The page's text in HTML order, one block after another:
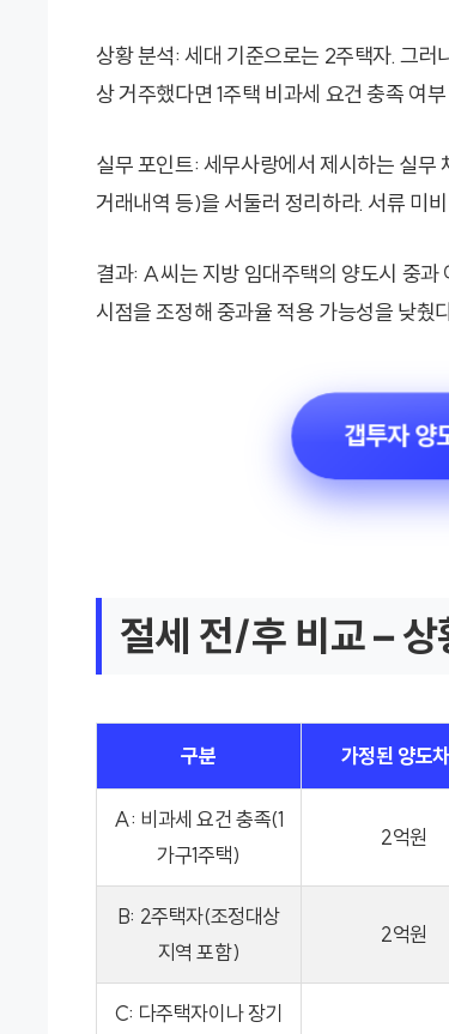
상황 분석: 세대 기준으로는 2주택자. 그러
상 거주했다면 1주택 비과세 요건 충족 여
실무 포인트: 세무사랑에서 제시하는 실무
거래내역 등)을 서둘러 정리하라. 서류 미
결과: A씨는 지방 임대주택의 양도시 중과
시점을 조정해 중과율 적용 가능성을 낮췄
갭투자 양
절세 전/후 비교 –
구분 가정된 양도
A: 비과세 요건 충족(1
가구1주택)
2억원
B: 2주택자(조정대상
지역 포함)
2억원
C: 다주택자이나 장기